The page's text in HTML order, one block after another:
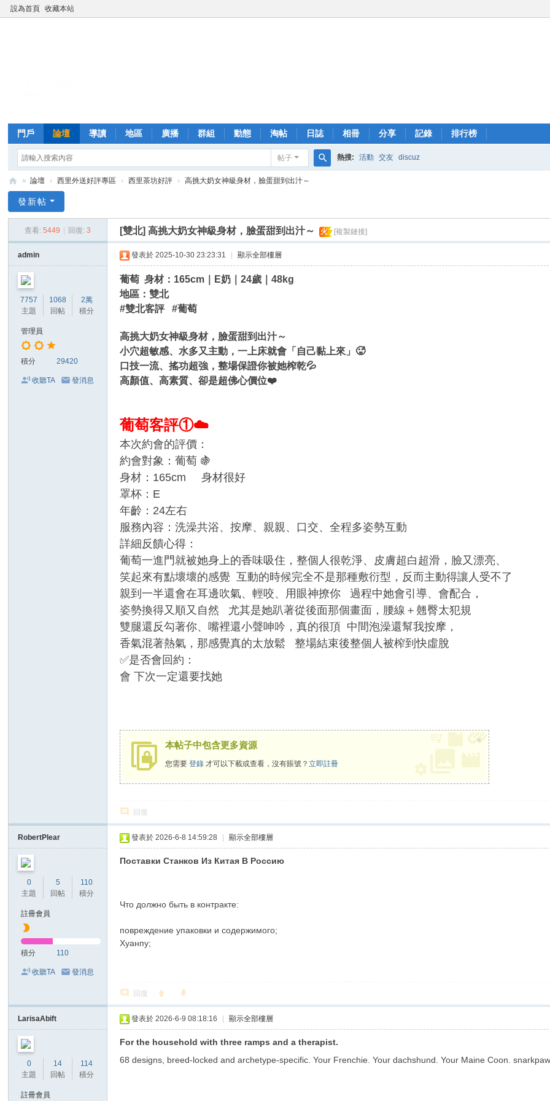
設為首頁 收藏本站
門戶 論壇 導讀 地區 廣播 群組 動態 淘帖 日誌 相冊 分享 記錄 排行榜
帖子 熱搜: 活動 交友 discuz
里
送
» 論壇 › 西里外送好評專區 › 西里茶坊好評 › 高挑大奶女神級身材，臉蛋甜到出汁～
發新帖
查看: 5449 回復: 3 [雙北]高挑大奶女神級身材，臉蛋甜到出汁～ 火 [複製鏈接]
admin
7757
主題
1068
回帖
2萬
積分
管理員
積分 29420
收聽TA 發消息
發表於 2025-10-30 23:23:31 顯示全部樓層
葡萄 身材：165cm｜E奶｜24歲｜48kg
地區：雙北
#雙北客評 #葡萄
高挑大奶女神級身材，臉蛋甜到出汁～
小穴超敏感、水多又主動，一上床就會「自己黏上來」🥵
口技一流、搖功超強，整場保證你被她榨乾💦
高顏值、高素質、卻是超佛心價位❤️
葡萄客評①☁️
本次約會的評價：
約會對象：葡萄 🍇
身材：165cm 身材很好
罩杯：E
年齡：24左右
服務內容：洗澡共浴、按摩、親親、口交、全程多姿勢互動
詳細反饋心得：
葡萄一進門就被她身上的香味吸住，整個人很乾淨、皮膚超白超滑，臉又漂亮、
笑起來有點壞壞的感覺 互動的時候完全不是那種敷衍型，反而主動得讓人受不了
親到一半還會在耳邊吹氣、輕咬、用眼神撩你 過程中她會引導、會配合，
姿勢換得又順又自然 尤其是她趴著從後面那個畫面，腰線＋翹臀太犯規
雙腿還反勾著你、嘴裡還小聲呻吟，真的很頂 中間泡澡還幫我按摩，
香氣混著熱氣，那感覺真的太放鬆 整場結束後整個人被榨到快虛脫
✅是否會回約：
會 下次一定還要找她
本帖子中包含更多資源
您需要登錄 才可以下載或查看，沒有賬號？立即註冊
×
回復
RobertPlear
0
主題
5
回帖
110
積分
註冊會員
積分 110
收聽TA 發消息
發表於 2026-6-8 14:59:28 顯示全部樓層
Поставки Станков Из Китая В Россию
Что должно быть в контракте:
повреждение упаковки и содержимого;
Хуанпу;
回復
LarisaAbift
0
主題
14
回帖
114
積分
註冊會員
發表於 2026-6-9 08:18:16 顯示全部樓層
For the household with three ramps and a therapist.
68 designs, breed-locked and archetype-specific. Your Frenchie. Your dachshund. Your Maine Coon.